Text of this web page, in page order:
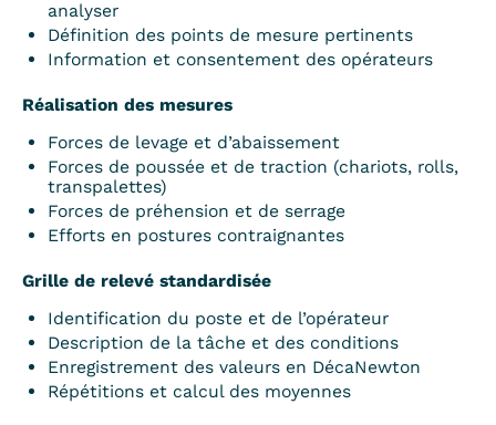
analyser
Définition des points de mesure pertinents
Information et consentement des opérateurs
Réalisation des mesures
Forces de levage et d’abaissement
Forces de poussée et de traction (chariots, rolls,
transpalettes)
Forces de préhension et de serrage
Efforts en postures contraignantes
Grille de relevé standardisée
Identification du poste et de l’opérateur
Description de la tâche et des conditions
Enregistrement des valeurs en DécaNewton
Répétitions et calcul des moyennes